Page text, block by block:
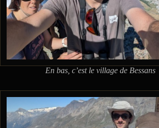
En bas, c’est le village de Bessans